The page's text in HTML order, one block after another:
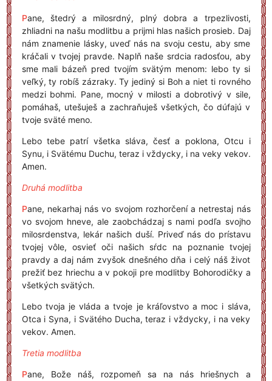
Pane, štedrý a milosrdný, plný dobra a trpezlivosti,
zhliadni na našu modlitbu a prijmi hlas našich prosieb. Daj
nám znamenie lásky, uveď nás na svoju cestu, aby sme
kráčali v tvojej pravde. Naplň naše srdcia radosťou, aby
sme mali bázeň pred tvojím svätým menom: lebo ty si
veľký, ty robíš zázraky. Ty jediný si Boh a niet ti rovného
medzi bohmi. Pane, mocný v milosti a dobrotivý v sile,
pomáhaš, utešuješ a zachraňuješ všetkých, čo dúfajú v
tvoje sväté meno.
Lebo tebe patrí všetka sláva, česť a poklona, Otcu i
Synu, i Svätému Duchu, teraz i vždycky, i na veky vekov.
Amen.
Druhá modlitba
Pane, nekarhaj nás vo svojom rozhorčení a netrestaj nás
vo svojom hneve, ale zaobchádzaj s nami podľa svojho
milosrdenstva, lekár našich duší. Priveď nás do prístavu
tvojej vôle, osvieť oči našich sŕdc na poznanie tvojej
pravdy a daj nám zvyšok dnešného dňa i celý náš život
prežiť bez hriechu a v pokoji pre modlitby Bohorodičky a
všetkých svätých.
Lebo tvoja je vláda a tvoje je kráľovstvo a moc i sláva,
Otca i Syna, i Svätého Ducha, teraz i vždycky, i na veky
vekov. Amen.
Tretia modlitba
Pane, Bože náš, rozpomeň sa na nás hriešnych a